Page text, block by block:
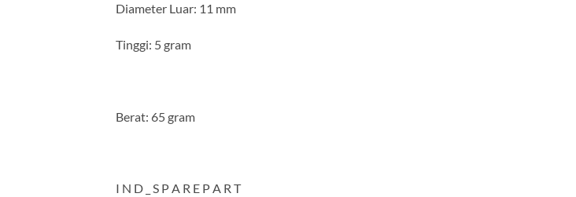
Diameter Luar: 11 mm
Tinggi: 5 gram
Berat: 65 gram
I N D _ S P A R E P A R T